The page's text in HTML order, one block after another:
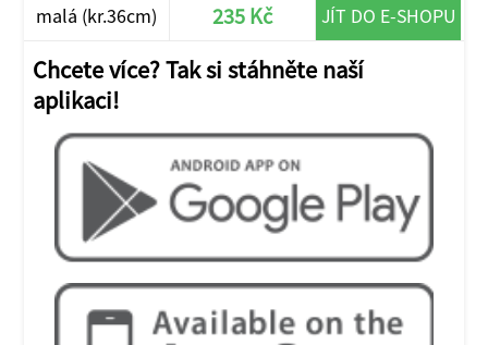
malá (kr.36cm) 235 Kč JÍT DO E-SHOPU
Chcete více? Tak si stáhněte naší
aplikaci!